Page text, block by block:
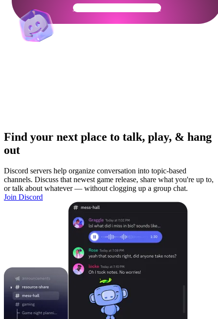
Get Your Community Ready
Find your next place to talk, play, & hang
out
Discord servers help organize conversation into topic-based
channels. Discuss that newest game release, share what you're up to,
or talk about whatever — without clogging up a group chat.
Join Discord